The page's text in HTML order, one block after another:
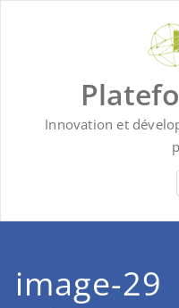
Innovation et
image-29